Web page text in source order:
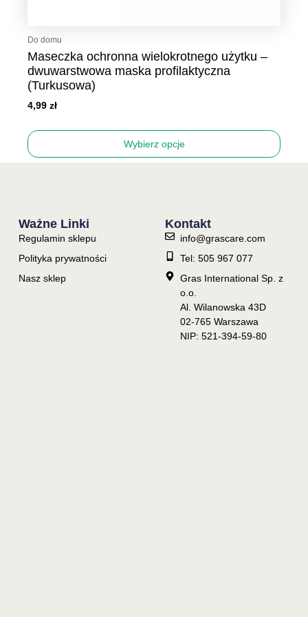
Do domu
Maseczka ochronna wielokrotnego użytku –
dwuwarstwowa maska profilaktyczna
(Turkusowa)
4,99zł
Wybierz opcje
Ważne Linki
Regulamin sklepu
Polityka prywatności
Nasz sklep
Kontakt
info@grascare.com
Tel: 505 967 077
Gras International Sp. z
o.o.
Al. Wilanowska 43D
02-765 Warszawa
NIP: 521-394-59-80